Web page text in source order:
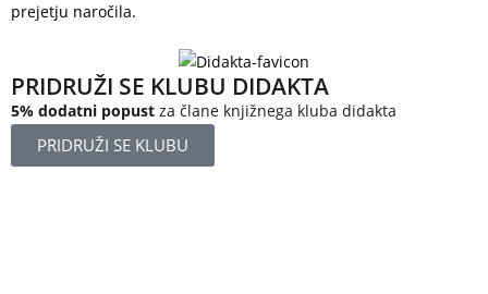
prejetju naročila.
PRIDRUŽI SE KLUBU DIDAKTA
5% dodatni popust za člane knjižnega kluba didakta
PRIDRUŽI SE KLUBU